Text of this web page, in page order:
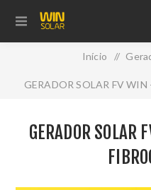
Início /
GERADOR SOLAR FV
GERADOR